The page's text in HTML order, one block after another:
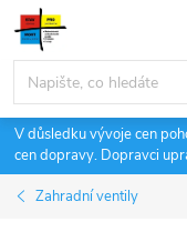
Přejít
obsah
V důsledku vývoje cen
cen dopravy. Dopravci
Zahradní ventily